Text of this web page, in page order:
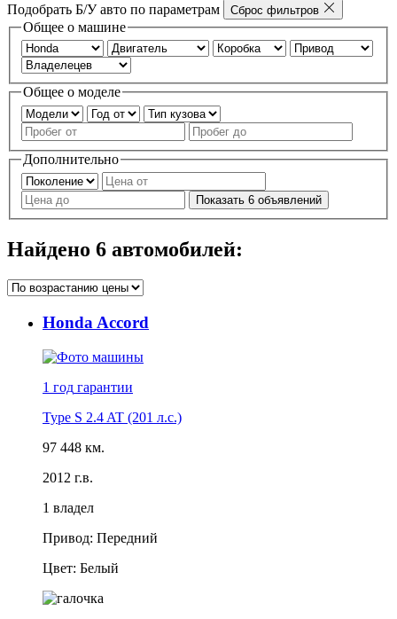
Подобрать Б/У авто по параметрам Сброс фильтров
Общее о машине
Общее о моделе
Дополнительно
Показать 6 объявлений
Найдено 6 автомобилей:
Honda Accord
1 год гарантии
Type S 2.4 AT (201 л.с.)
97 448 км.
2012 г.в.
1 владел
Привод: Передний
Цвет: Белый